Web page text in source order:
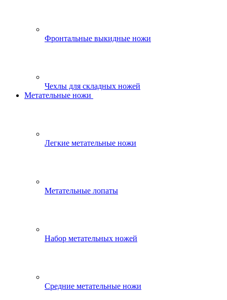
Фронтальные выкидные ножи
Чехлы для складных ножей
Метательные ножи
Легкие метательные ножи
Метательные лопаты
Набор метательных ножей
Средние метательные ножи